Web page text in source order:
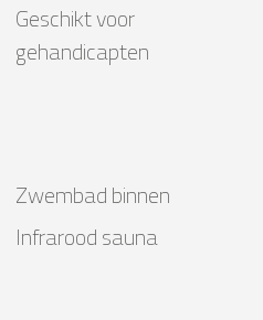
Geschikt voor
gehandicapten
Zwembad binnen
Infrarood sauna